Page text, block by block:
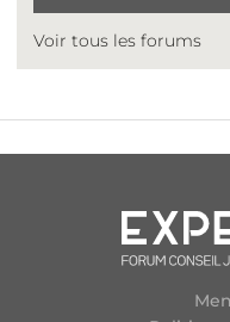
Voir tous les forums